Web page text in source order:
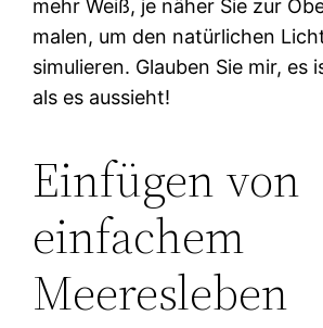
mehr Weiß, je näher Sie zur
malen, um den natürlichen
simulieren. Glauben Sie mir, es
als es aussieht!
Einfügen von
einfachem
Meeresleben